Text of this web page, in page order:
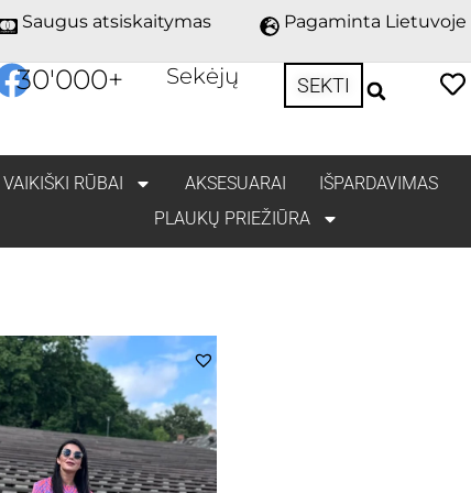
Saugus atsiskaitymas Pagaminta Lietuvoje
30'000+ Sekėjų SEKTI
VAIKIŠKI RŪBAI AKSESUARAI IŠPARDAVIMAS
PLAUKŲ PRIEŽIŪRA